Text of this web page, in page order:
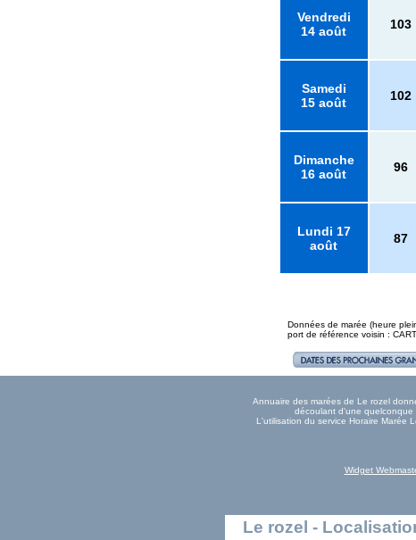
Vendredi
14 août
103
Samedi
15 août
102
Dimanche
16 août
96
Lundi 17
août
87
Données de marée (heure
port de référence voisin :
Annuaire des marées de Le rozel
découlant d'une quelconque
L'utilisation du service Horaire Marée
Widget
Le rozel -